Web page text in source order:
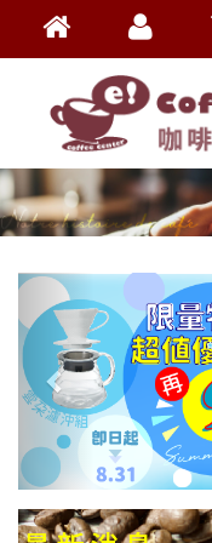
會員登入
忘記密碼
加入會員
VIP登入
VIP申請